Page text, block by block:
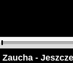
Zaucha -